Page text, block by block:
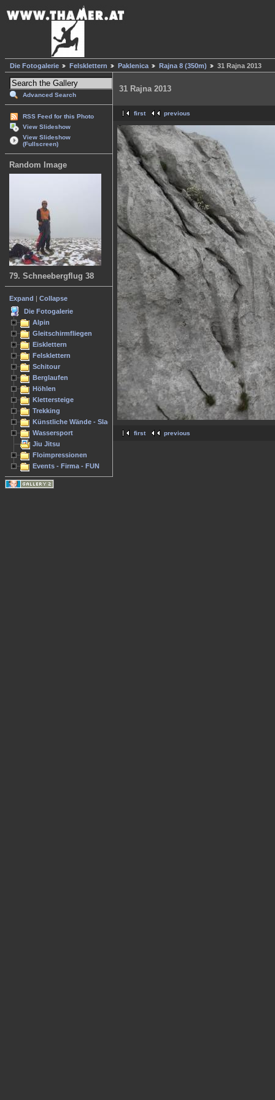
Die Fotogalerie Felsklettern Paklenica Rajna 8 (350m) 31 Rajna 2013
Advanced Search
RSS Feed for this Photo
View Slideshow
View Slideshow
(Fullscreen)
Random Image
79. Schneebergflug 38
Expand
Collapse
Die Fotogalerie
Alpin
Gleitschirmfliegen
Eisklettern
Felsklettern
Schitour
Berglaufen
Höhlen
Klettersteige
Trekking
Künstliche Wände - Slacken
Wassersport
Jiu Jitsu
Floimpressionen
Events - Firma - FUN
31 Rajna 2013
first previous
first previous